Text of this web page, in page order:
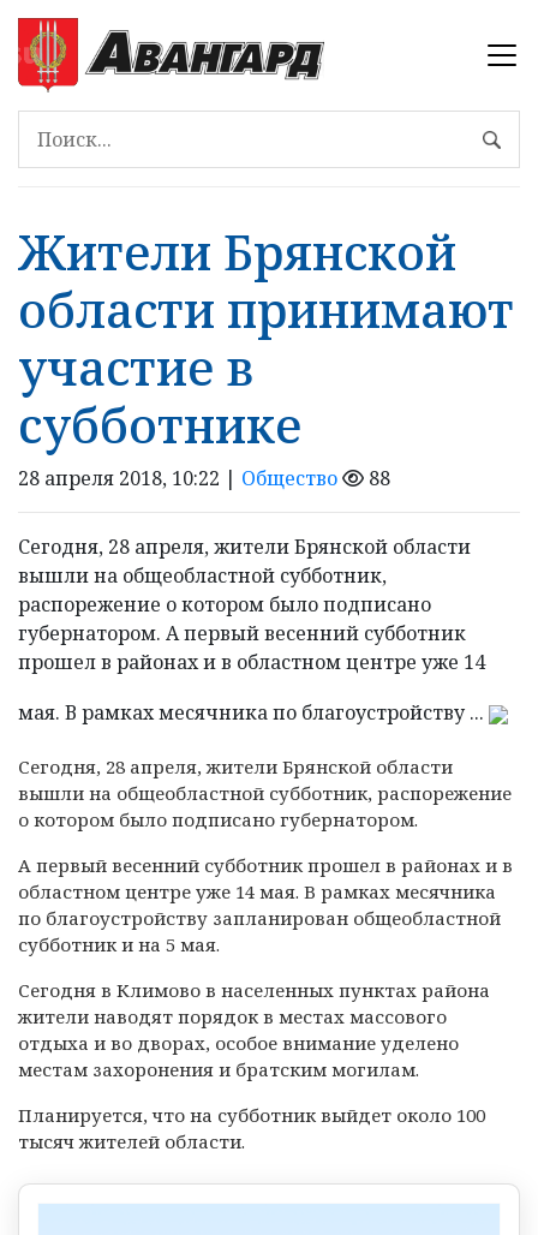
Жители Брянской
области принимают
участие в
субботнике
28 апреля 2018, 10:22 | Общество 88
Сегодня, 28 апреля, жители Брянской области
вышли на общеобластной субботник,
распорежение о котором было подписано
губернатором. А первый весенний субботник
прошел в районах и в областном центре уже 14
мая. В рамках месячника по благоустройству ...
Сегодня, 28 апреля, жители Брянской области
вышли на общеобластной субботник, распорежение
о котором было подписано губернатором.
А первый весенний субботник прошел в районах и в
областном центре уже 14 мая. В рамках месячника
по благоустройству запланирован общеобластной
субботник и на 5 мая.
Сегодня в Климово в населенных пунктах района
жители наводят порядок в местах массового
отдыха и во дворах, особое внимание уделено
местам захоронения и братским могилам.
Планируется, что на субботник выйдет около 100
тысяч жителей области.